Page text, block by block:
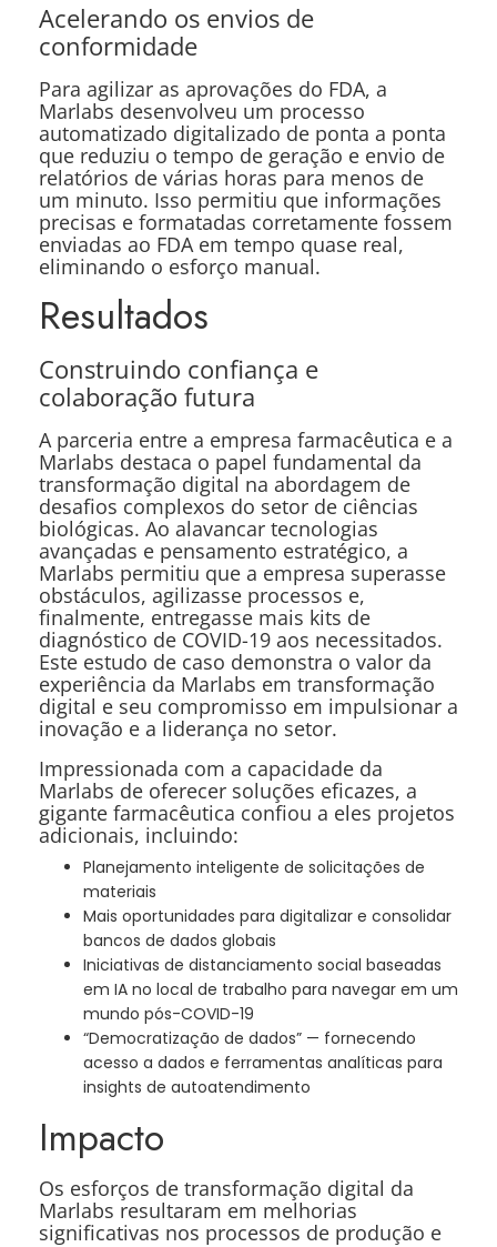
Acelerando os envios de
conformidade
Para agilizar as aprovações do FDA, a
Marlabs desenvolveu um processo
automatizado digitalizado de ponta a ponta
que reduziu o tempo de geração e envio de
relatórios de várias horas para menos de
um minuto. Isso permitiu que informações
precisas e formatadas corretamente fossem
enviadas ao FDA em tempo quase real,
eliminando o esforço manual.
Resultados
Construindo confiança e
colaboração futura
A parceria entre a empresa farmacêutica e a
Marlabs destaca o papel fundamental da
transformação digital na abordagem de
desafios complexos do setor de ciências
biológicas. Ao alavancar tecnologias
avançadas e pensamento estratégico, a
Marlabs permitiu que a empresa superasse
obstáculos, agilizasse processos e,
finalmente, entregasse mais kits de
diagnóstico de COVID-19 aos necessitados.
Este estudo de caso demonstra o valor da
experiência da Marlabs em transformação
digital e seu compromisso em impulsionar a
inovação e a liderança no setor.
Impressionada com a capacidade da
Marlabs de oferecer soluções eficazes, a
gigante farmacêutica confiou a eles projetos
adicionais, incluindo:
Planejamento inteligente de solicitações de
materiais
Mais oportunidades para digitalizar e consolidar
bancos de dados globais
Iniciativas de distanciamento social baseadas
em IA no local de trabalho para navegar em um
mundo pós-COVID-19
“Democratização de dados” — fornecendo
acesso a dados e ferramentas analíticas para
insights de autoatendimento
Impacto
Os esforços de transformação digital da
Marlabs resultaram em melhorias
significativas nos processos de produção e